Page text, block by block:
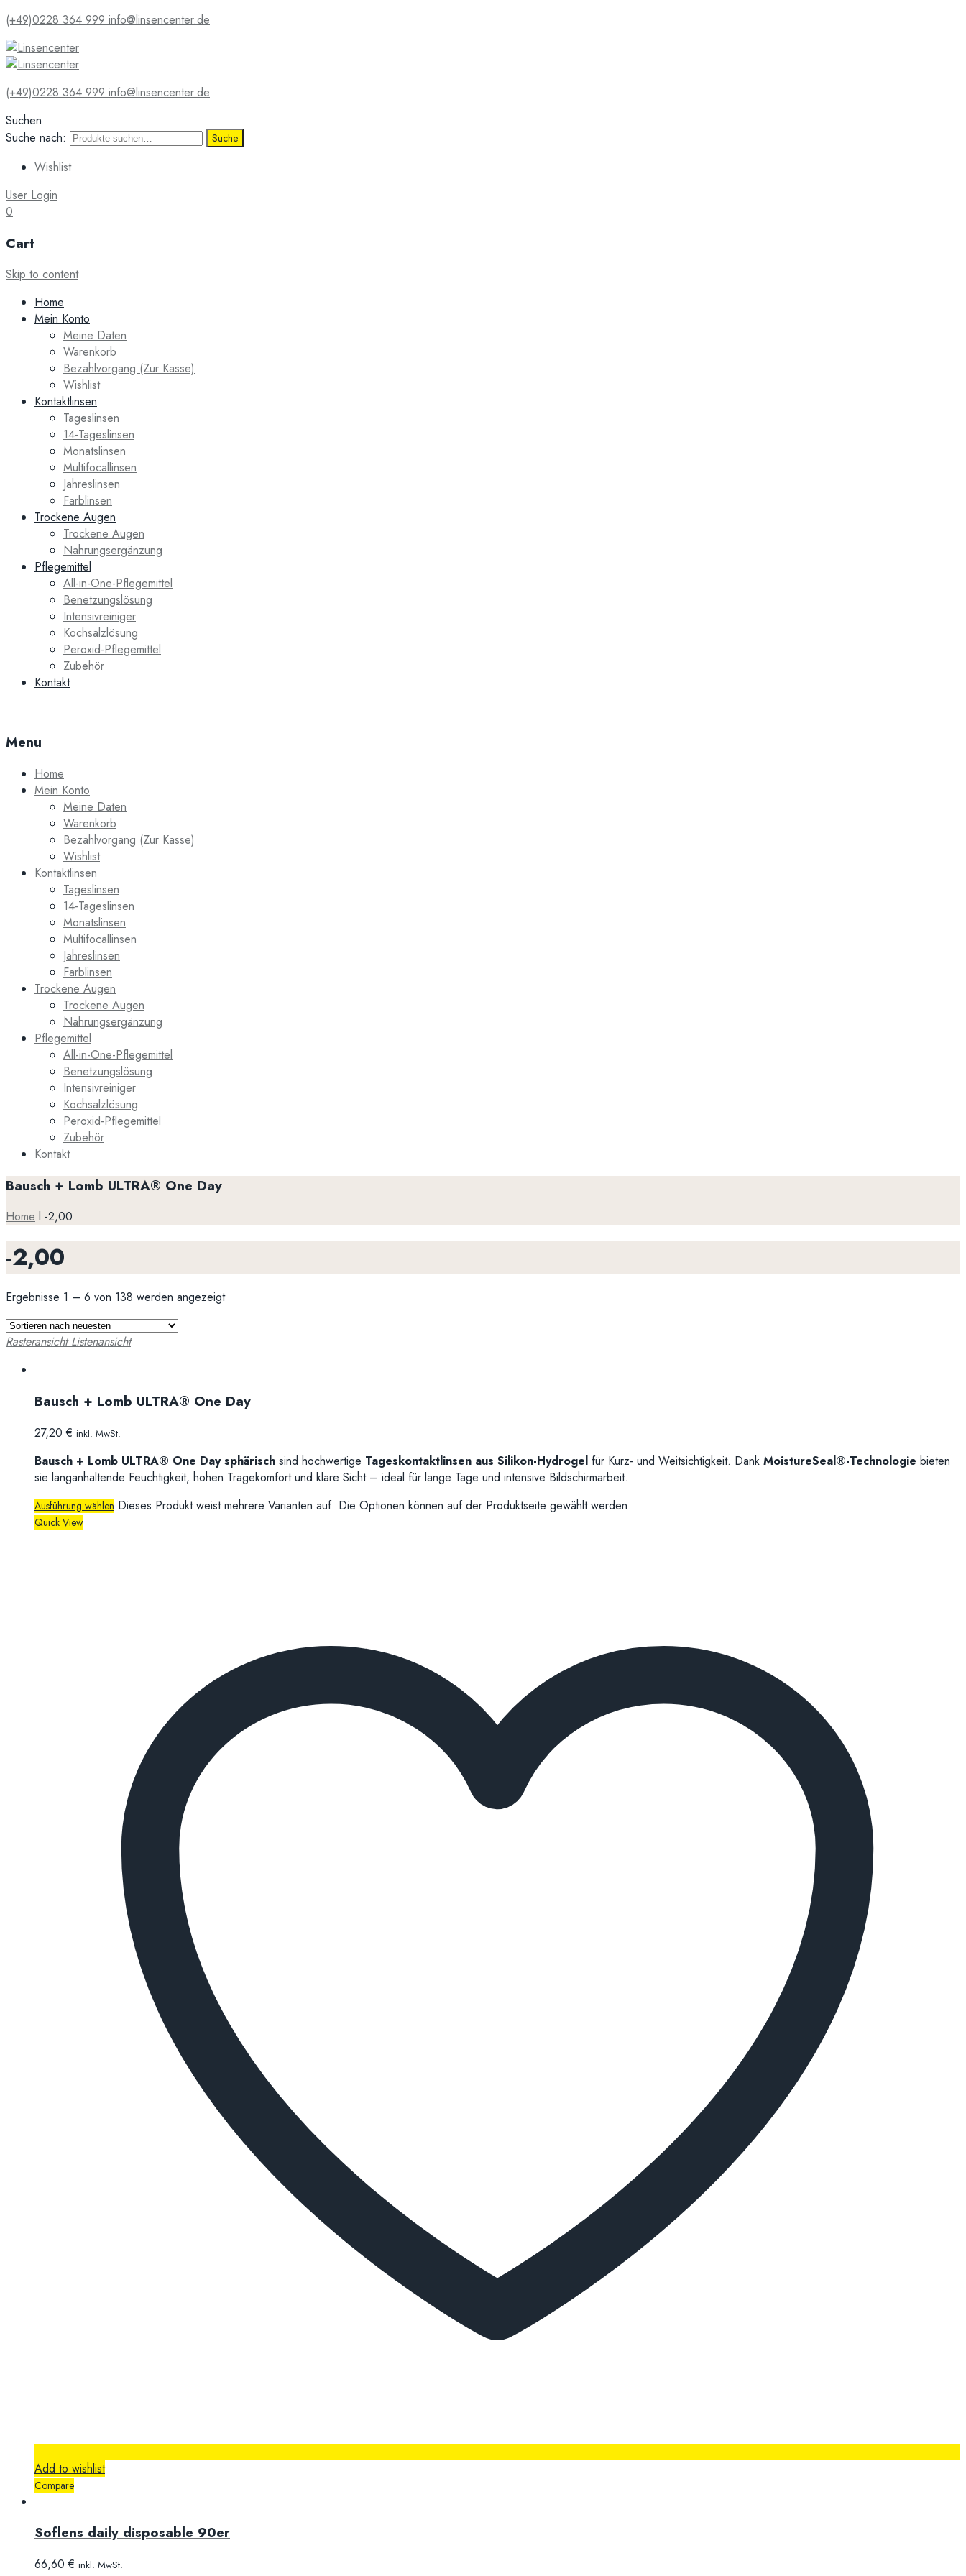
(+49)0228 364 999 info@linsencenter.de
(+49)0228 364 999 info@linsencenter.de
Suchen
Suche nach:
Suche
Wishlist
User Login
0
Cart
Skip to content
Home
Mein Konto
Meine Daten
Warenkorb
Bezahlvorgang (Zur Kasse)
Wishlist
Kontaktlinsen
Tageslinsen
14-Tageslinsen
Monatslinsen
Multifocallinsen
Jahreslinsen
Farblinsen
Trockene Augen
Trockene Augen
Nahrungsergänzung
Pflegemittel
All-in-One-Pflegemittel
Benetzungslösung
Intensivreiniger
Kochsalzlösung
Peroxid-Pflegemittel
Zubehör
Kontakt
Menu
Home
Mein Konto
Meine Daten
Warenkorb
Bezahlvorgang (Zur Kasse)
Wishlist
Kontaktlinsen
Tageslinsen
14-Tageslinsen
Monatslinsen
Multifocallinsen
Jahreslinsen
Farblinsen
Trockene Augen
Trockene Augen
Nahrungsergänzung
Pflegemittel
All-in-One-Pflegemittel
Benetzungslösung
Intensivreiniger
Kochsalzlösung
Peroxid-Pflegemittel
Zubehör
Kontakt
Bausch + Lomb ULTRA® One Day
Home l -2,00
-2,00
Ergebnisse 1 – 6 von 138 werden angezeigt
Rasteransicht Listenansicht
Bausch + Lomb ULTRA® One Day
27,20€ inkl. MwSt.
Bausch + Lomb ULTRA® One Day sphärisch sind hochwertige Tageskontaktlinsen aus Silikon-Hydrogel für Kurz- und Weitsichtigkeit. Dank MoistureSeal®-Technologie bieten
sie langanhaltende Feuchtigkeit, hohen Tragekomfort und klare Sicht – ideal für lange Tage und intensive Bildschirmarbeit.
Ausführung wählen Dieses Produkt weist mehrere Varianten auf. Die Optionen können auf der Produktseite gewählt werden
Quick View
Add to wishlist
Compare
Soflens daily disposable 90er
66,60€ inkl. MwSt.